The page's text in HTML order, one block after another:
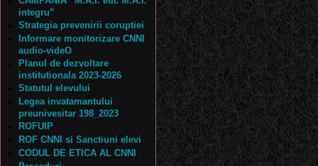
integru”
Strategia prevenirii coruptiei
Informare monitorizare CNNI
audio-videO
Planul de dezvoltare
institutionala 2023-2026
Statutul elevului
Legea invatamantului
preunivesitar 198_2023
ROFUIP
ROF CNNI si Sanctiuni elevi
CODUL DE ETICA AL CNNI